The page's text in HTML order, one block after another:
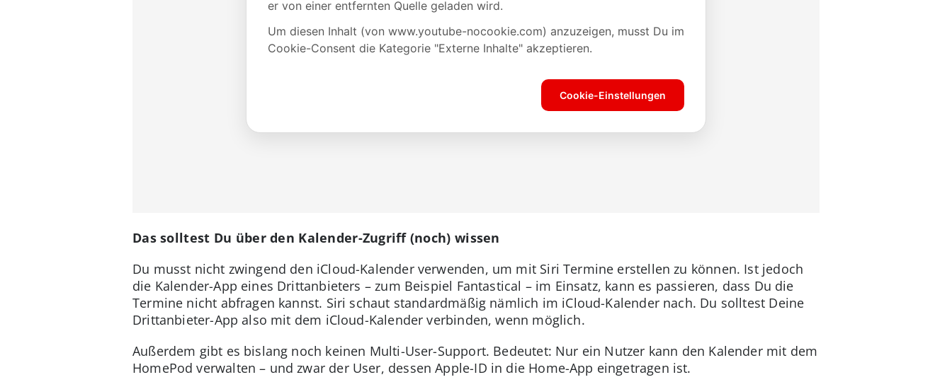
Das solltest Du über den Kalender-Zugriff (noch) wissen
Du musst nicht zwingend den iCloud-Kalender verwenden, um mit Siri Termine erstellen zu können. Ist jedoch
die Kalender-App eines Drittanbieters – zum Beispiel Fantastical – im Einsatz, kann es passieren, dass Du die
Termine nicht abfragen kannst. Siri schaut standardmäßig nämlich im iCloud-Kalender nach. Du solltest Deine
Drittanbieter-App also mit dem iCloud-Kalender verbinden, wenn möglich.
Außerdem gibt es bislang noch keinen Multi-User-Support. Bedeutet: Nur ein Nutzer kann den Kalender mit dem
HomePod verwalten – und zwar der User, dessen Apple-ID in die Home-App eingetragen ist.